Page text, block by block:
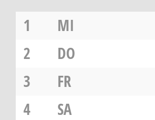
1
MI
2
DO
3
FR
4
SA